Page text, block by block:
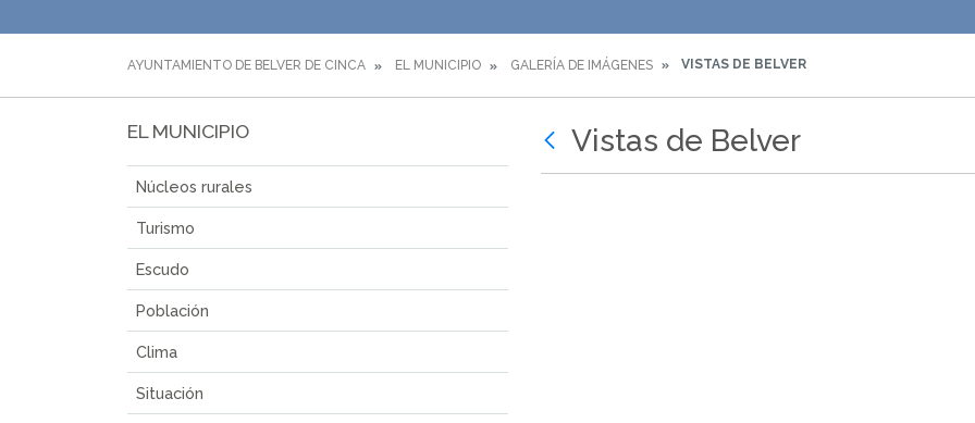
AYUNTAMIENTO DE BELVER DE CINCA EL MUNICIPIO GALERÍA DE IMÁGENES VISTAS DE BELVER
EL MUNICIPIO
Núcleos rurales
Turismo
Escudo
Población
Clima
Situación
Vistas de Belver